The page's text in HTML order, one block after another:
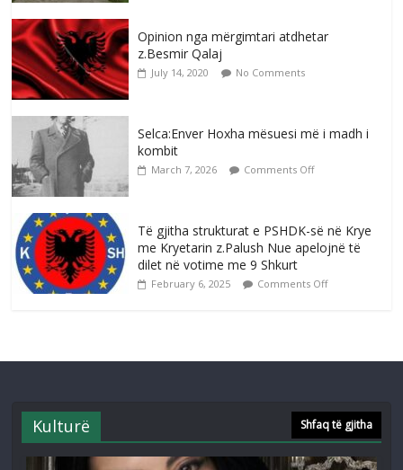
Opinion nga mërgimtari atdhetar
z.Besmir Qalaj
July 14, 2020 No Comments
Selca:Enver Hoxha mësuesi më i madh i
kombit
March 7, 2026 Comments Off
Të gjitha strukturat e PSHDK-së në Krye
me Kryetarin z.Palush Nue apelojnë të
dilet në votime me 9 Shkurt
February 6, 2025 Comments Off
Kulturë Shfaq të gjitha